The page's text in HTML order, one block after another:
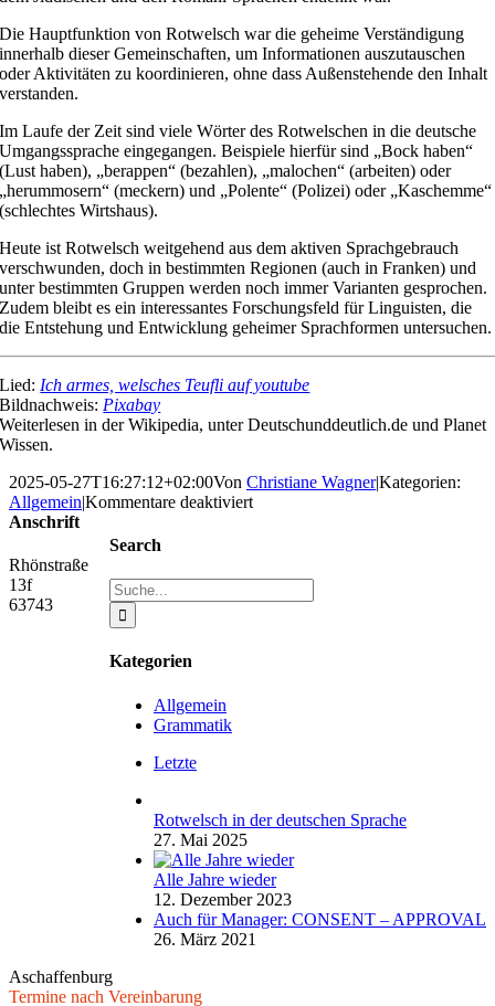
Die Hauptfunktion von Rotwelsch war die geheime Verständigung
innerhalb dieser Gemeinschaften, um Informationen auszutauschen
oder Aktivitäten zu koordinieren, ohne dass Außenstehende den Inhalt
verstanden.
Im Laufe der Zeit sind viele Wörter des Rotwelschen in die deutsche
Umgangssprache eingegangen. Beispiele hierfür sind „Bock haben“
(Lust haben), „berappen“ (bezahlen), „malochen“ (arbeiten) oder
„herummosern“ (meckern) und „Polente“ (Polizei) oder „Kaschemme“
(schlechtes Wirtshaus).
Heute ist Rotwelsch weitgehend aus dem aktiven Sprachgebrauch
verschwunden, doch in bestimmten Regionen (auch in Franken) und
unter bestimmten Gruppen werden noch immer Varianten gesprochen.
Zudem bleibt es ein interessantes Forschungsfeld für Linguisten, die
die Entstehung und Entwicklung geheimer Sprachformen untersuchen.
Lied: Ich armes, welsches Teufli auf youtube
Bildnachweis: Pixabay
Weiterlesen in der Wikipedia, unter Deutschunddeutlich.de und Planet
Wissen.
2025-05-27T16:27:12+02:00Von Christiane Wagner|Kategorien:
Allgemein|Kommentare deaktiviertfür
deutschen
Sprache
Search
Suche
nach:
Kategorien
Allgemein
Grammatik
Letzte
Rotwelsch in der deutschen Sprache
27. Mai 2025
Alle Jahre wieder
12. Dezember 2023
Auch für Manager: CONSENT – APPROVAL
26. März 2021
Anschrift
Rhönstraße
13f
63743
Aschaffenburg
Termine nach Vereinbarung